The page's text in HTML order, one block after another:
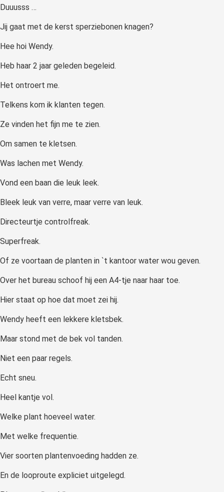
Duuusss …
Jij gaat met de kerst sperziebonen knagen?
Hee hoi Wendy.
Heb haar 2 jaar geleden begeleid.
Het ontroert me.
Telkens kom ik klanten tegen.
Ze vinden het fijn me te zien.
Om samen te kletsen.
Was lachen met Wendy.
Vond een baan die leuk leek.
Bleek leuk van verre, maar verre van leuk.
Directeurtje controlfreak.
Superfreak.
Of ze voortaan de planten in `t kantoor water wou geven.
Over het bureau schoof hij een A4-tje naar haar toe.
Hier staat op hoe dat moet zei hij.
Wendy heeft een lekkere kletsbek.
Maar stond met de bek vol tanden.
Niet een paar regels.
Echt sneu.
Heel kantje vol.
Welke plant hoeveel water.
Met welke frequentie.
Vier soorten plantenvoeding hadden ze.
En de looproute expliciet uitgelegd.